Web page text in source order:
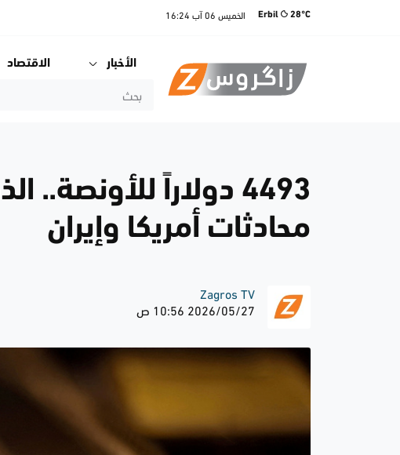
Erbil 28°C الخميس 06 آب 16:24
الأخبار الاقتصاد
4493 دولاراً
محادثات أمريكا وإيران
Zagros TV
2026/05/27 10:56 ص